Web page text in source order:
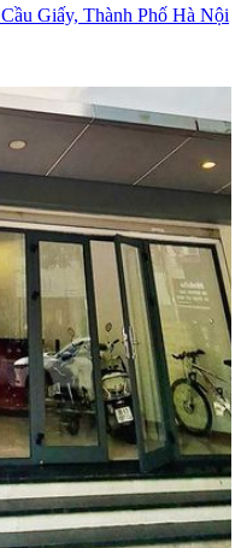
Giấy, Thành Phố Hà Nội